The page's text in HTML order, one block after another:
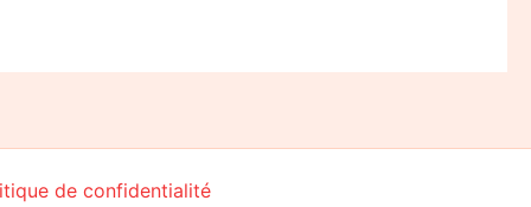
de confidentialité